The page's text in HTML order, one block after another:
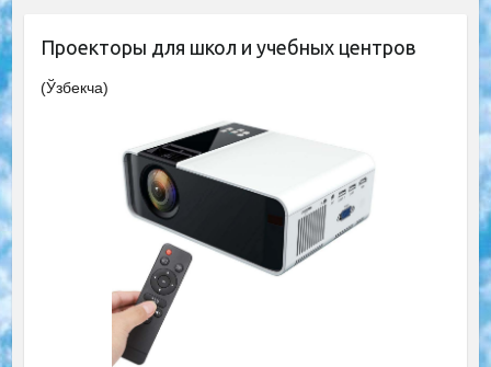
Проекторы для школ и учебных центров
(Ўзбекча)